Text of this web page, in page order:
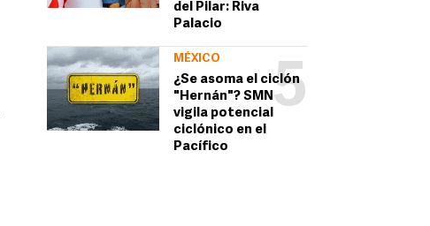
del Pilar: Riva
Palacio
5
MÉXICO
¿Se asoma el ciclón
"Hernán"? SMN
vigila potencial
ciclónico en el
Pacífico